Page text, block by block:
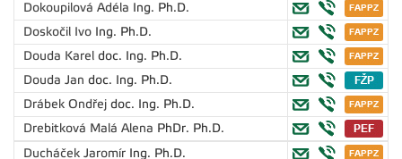
Dokoupilová Adéla Ing. Ph.D.
Doskočil Ivo Ing. Ph.D.
Douda Karel doc. Ing. Ph.D.
Douda Jan doc. Ing. Ph.D.
Drábek Ondřej doc. Ing. Ph.D.
Drebitková Malá Alena PhDr. Ph.D.
Ducháček Jaromír Ing. Ph.D.